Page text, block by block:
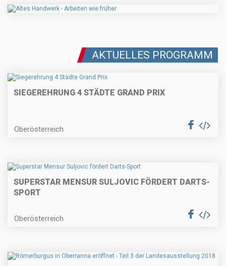
AKTUELLES PROGRAMM
SIEGEREHRUNG 4 STÄDTE GRAND PRIX
Oberösterreich
SUPERSTAR MENSUR SULJOVIC FÖRDERT DARTS-
SPORT
Oberösterreich